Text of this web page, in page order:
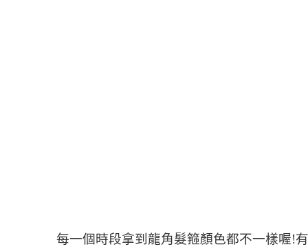
每一個時段拿到龍角髮箍顏色都不一樣喔!